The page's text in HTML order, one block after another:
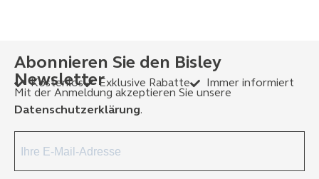
Abonnieren Sie den Bisley
Newsletter
Kostenlos Exklusive Rabatte
Immer informiert
Mit der Anmeldung akzeptieren Sie unsere
Datenschutzerklärung.